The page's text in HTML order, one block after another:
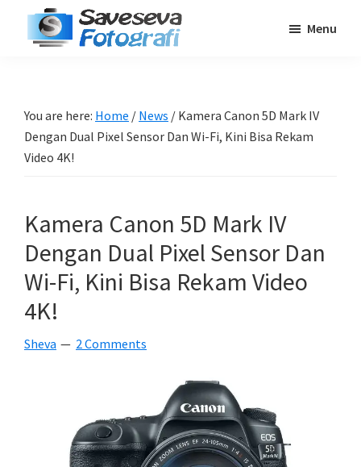
Pemula
-
Tips
-
Berita
-
Traveling
Menu
You are here: Home / News / Kamera Canon 5D Mark IV
Dengan Dual Pixel Sensor Dan Wi-Fi, Kini Bisa Rekam
Video 4K!
Kamera Canon 5D Mark IV
Dengan Dual Pixel Sensor Dan
Wi-Fi, Kini Bisa Rekam Video
4K!
Sheva 2 Comments